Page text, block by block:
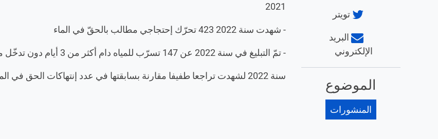
تويتر
البريد
الإلكتروني
الموضوع
المنشورات
2021
- شهدت سنة 2022 423 تحرّك إحتجاجي مطالب بالحقّ في الماء
- تمّ التبليغ في سنة 2022 عن 147 تسرّب للمياه دام أكثر من 3 أيام دون تدخّل من شركة الـ SONEDE
سنة 2022 لشهدت تراجعا طفيفا مقارنة بسابقتها في عدد إنتهاكات الحق في الماء والتي شهدت 2633 تبليغ